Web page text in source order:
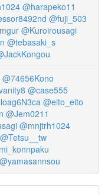
@harapeko11
@fuji_503
@Kuroirousagi
@tebasaki_s
@74656Kono
@case555
@eito_eito
@Jem0211
@mnjtrh1024
@Tetsu__tw
@yamasannsou